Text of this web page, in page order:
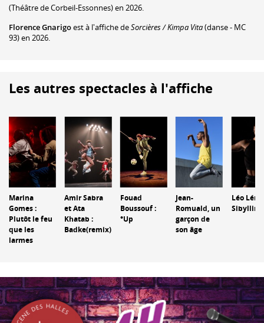
(Théâtre de Corbeil-Essonnes) en 2026.
Florence Gnarigoest à l'affiche deSorcières / Kimpa Vita(danse - MC
93) en 2026.
Les autres spectacles à l'affiche
Marina
Gomes :
Plutôt le feu
que les
larmes
Amir Sabra
et Ata
Khatab :
Badke(remix)
Fouad
Boussouf :
°Up
Jean-
Romuald, un
garçon de
son âge
Léo
Sibylline